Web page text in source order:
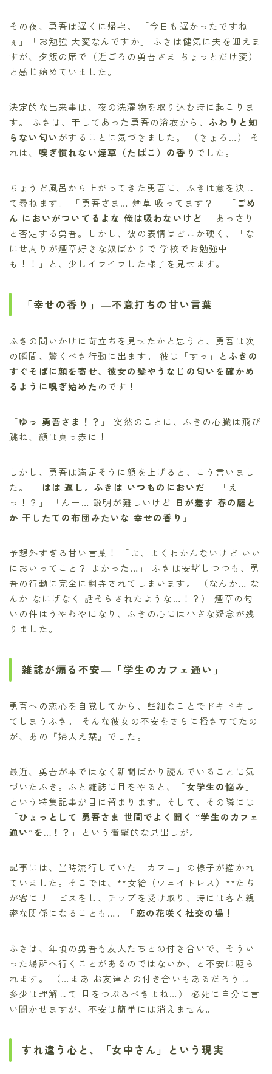
その夜、勇吾は遅くに帰宅。 「今日も遅かったですね
ぇ」「お勉強 大変なんですか」 ふきは健気に夫を迎えま
すが、夕飯の席で（近ごろの勇吾さま ちょっとだけ変）
と感じ始めていました。
決定的な出来事は、夜の洗濯物を取り込む時に起こりま
す。 ふきは、干してあった勇吾の浴衣から、ふわりと知
らない匂いがすることに気づきました。 （きょろ…） そ
れは、 嗅ぎ慣れない煙草（たばこ）の香り でした。
ちょうど風呂から上がってきた勇吾に、ふきは意を決し
て尋ねます。 「勇吾さま… 煙草 吸ってます？」 「ごめ
ん においがついてるよな 俺は吸わないけど 」 あっさり
と否定する勇吾。しかし、彼の表情はどこか硬く、「な
にせ周りが煙草好きな奴ばかりで 学校でお勉強中
も！！」と、少しイライラした様子を見せます。
「幸せの香り」―不意打ちの甘い言葉
ふきの問いかけに苛立ちを見せたかと思うと、勇吾は次
の瞬間、驚くべき行動に出ます。 彼は「すっ」と ふきの
すぐそばに顔を寄せ、彼女の髪やうなじの匂いを確かめ
るように嗅ぎ始めた のです！
「ゆっ 勇吾さま！？ 」 突然のことに、ふきの心臓は飛び
跳ね、顔は真っ赤に！
しかし、勇吾は満足そうに顔を上げると、こう言いまし
た。 「はは 返し。ふきは いつものにおいだ 」 「え
っ！？」 「んー… 説明が難しいけど 日が差す 春の庭と
か 干したての布団みたいな 幸せの香り 」
予想外すぎる甘い言葉！ 「よ、よくわかんないけど いい
においってこと？ よかった…」 ふきは安堵しつつも、勇
吾の行動に完全に翻弄されてしまいます。 （なんか… な
んか なにげなく 話そらされたような…！？） 煙草の匂
いの件はうやむやになり、ふきの心には小さな疑念が残
りました。
雑誌が煽る不安―「学生のカフェ通い」
勇吾への恋心を自覚してから、些細なことでドキドキし
てしまうふき。 そんな彼女の不安をさらに掻き立てたの
が、あの『婦人え栞』でした。
最近、勇吾が本ではなく新聞ばかり読んでいることに気
づいたふき。ふと雑誌に目をやると、「女学生の悩み 」
という特集記事が目に留まります。そして、その隣には
「ひょっとして 勇吾さま 世間でよく聞く “学生のカフェ
通い”を…！？ 」という衝撃的な見出しが。
記事には、当時流行していた「カフェ」の様子が描かれ
ていました。そこでは、**女給（ウェイトレス）**たち
が客にサービスをし、チップを受け取り、時には客と親
密な関係になることも…。「恋の花咲く社交の場！ 」
ふきは、年頃の勇吾も友人たちとの付き合いで、そうい
った場所へ行くことがあるのではないか、と不安に駆ら
れます。 （…まあ お友達との付き合いもあるだろうし
多少は理解して 目をつぶるべきよね…） 必死に自分に言
い聞かせますが、不安は簡単には消えません。
すれ違う心と、「女中さん」という現実